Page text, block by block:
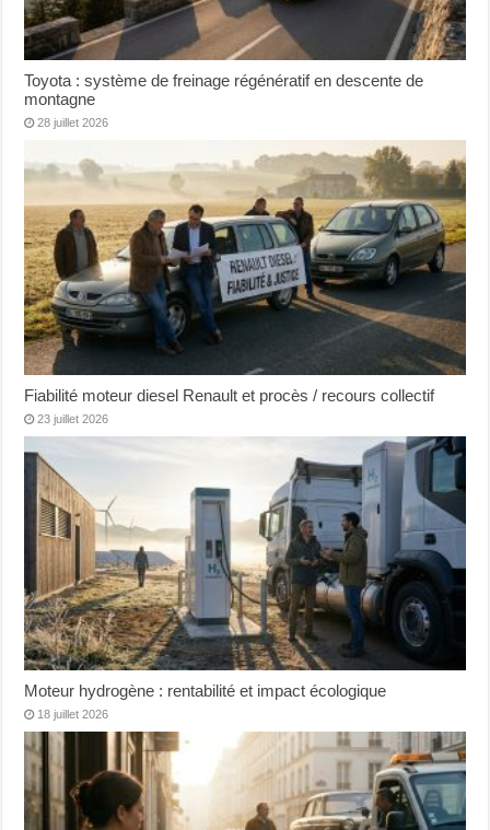
Toyota : système de freinage régénératif en descente de
montagne
28 juillet 2026
Fiabilité moteur diesel Renault et procès / recours collectif
23 juillet 2026
Moteur hydrogène : rentabilité et impact écologique
18 juillet 2026